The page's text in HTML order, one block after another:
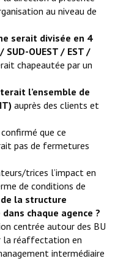
au niveau de
serait divisée en 4
SUD-OUEST / EST /
chapeautée par un
l’ensemble de
auprès des clients et
que ce
pas de fermetures
trices l’impact en
de conditions de
de la structure
chaque agence ?
centrée autour des BU
la réaffectation en
intermédiaire